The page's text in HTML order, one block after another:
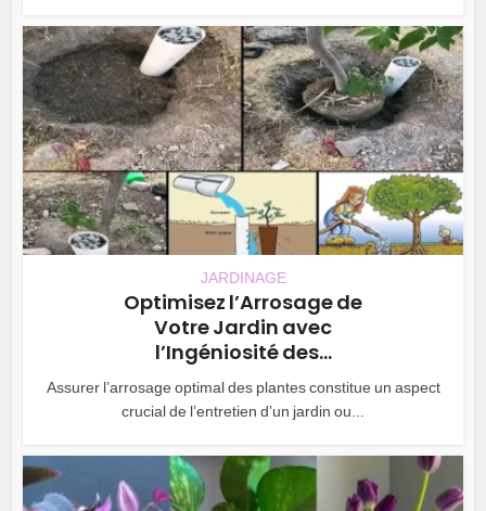
JARDINAGE
Optimisez l’Arrosage de
Votre Jardin avec
l’Ingéniosité des...
Assurer l’arrosage optimal des plantes constitue un aspect
crucial de l’entretien d’un jardin ou...